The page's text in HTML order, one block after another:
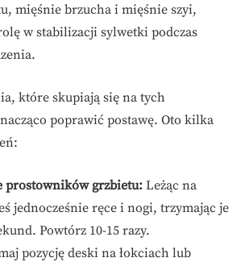
mięśnie brzucha i mięśnie szyi,
w stabilizacji sylwetki podczas
które skupiają się na tych
poprawić postawę. Oto kilka
prostowników grzbietu: Leżąc na
jednocześnie ręce i nogi, trzymając je
Powtórz 10-15 razy.
pozycję deski na łokciach lub